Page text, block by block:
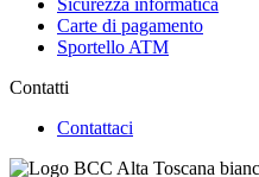
Carte di pagamento
Sportello ATM
Contatti
Contattaci